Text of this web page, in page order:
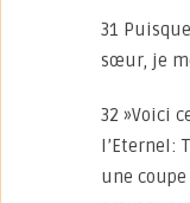
31
sœur, je
32 »Voici
l’Eternel:
une